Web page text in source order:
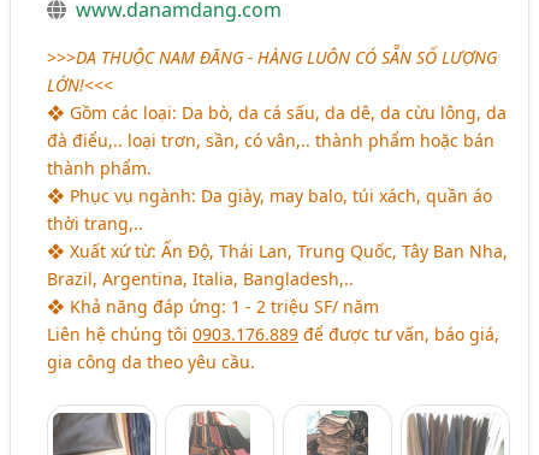
www.danamdang.com
>>>DA THUỘC NAM ĐĂNG - HÀNG LUÔN CÓ SẴN SỐ LƯỢNG
LỚN!<<<
❖ Gồm các loại: Da bò, da cá sấu, da dê, da cừu lông, da
đà điểu,.. loại trơn, sần, có vân,.. thành phẩm hoặc bán
thành phẩm.
❖ Phục vụ ngành: Da giày, may balo, túi xách, quần áo
thời trang,..
❖ Xuất xứ từ: Ấn Độ, Thái Lan, Trung Quốc, Tây Ban Nha,
Brazil, Argentina, Italia, Bangladesh,..
❖ Khả năng đáp ứng: 1 - 2 triệu SF/ năm
Liên hệ chúng tôi0903.176.889 để được tư vấn, báo giá,
gia công da theo yêu cầu.